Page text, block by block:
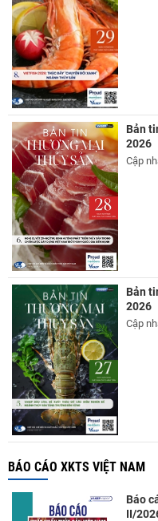
Bản
2026
Cập
Bản
2026
Cập
BÁO CÁO XKTS VIỆT NAM
Báo
II/